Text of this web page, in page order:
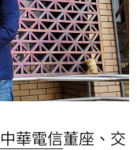
中華電信董座、交